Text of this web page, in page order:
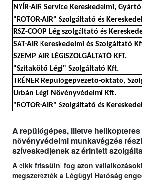
NYÍR-AIR Service Kereskedelmi,
"ROTOR-AIR" Szolgáltató és
RSZ-COOP Légiszolgáltató és
SAT-AIR Kereskedelmi és Szolgáltató
SZEMP AIR LÉGISZOLGÁLTATÓ KFT.
"Szitakötő Légi" Szolgáltató Kft.
TRÉNER Repülőgépvezető-oktató,
Urbán Légi Növényvédelmi Kft.
"ROTOR-AIR" Szolgáltató és
A repülőgépes, illetve helikopteres
növényvédelmi munkavégzés
szíveskedjenek az érintett
A cikk frissülni fog azon
megszerezték a Légügyi Hatóság